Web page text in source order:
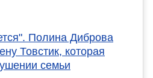
Полина Диброва
Товстик, которая
семьи